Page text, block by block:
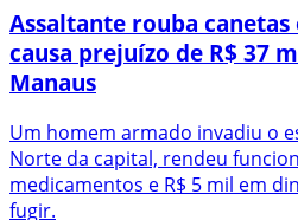
Assaltante rouba
causa prejuízo de R$ 37
Manaus
Um homem armado invadiu o
Norte da capital, rendeu
medicamentos e R$ 5 mil em
fugir.